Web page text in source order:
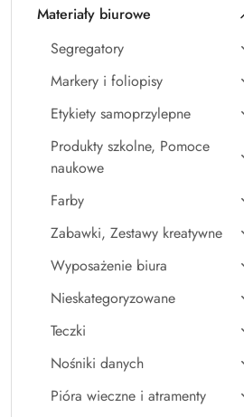
Materiały biurowe
Segregatory
Markery i foliopisy
Etykiety samoprzylepne
Produkty szkolne, Pomoce
naukowe
Farby
Zabawki, Zestawy kreatywne
Wyposażenie biura
Nieskategoryzowane
Teczki
Nośniki danych
Pióra wieczne i atramenty